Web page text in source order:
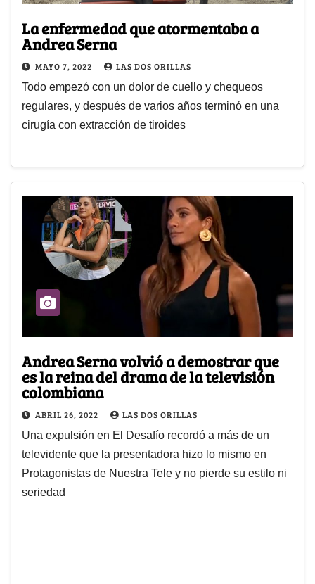
La enfermedad que atormentaba a
Andrea Serna
MAYO 7, 2022 LAS DOS ORILLAS
Todo empezó con un dolor de cuello y chequeos
regulares, y después de varios años terminó en una
cirugía con extracción de tiroides
Andrea Serna volvió a demostrar que
es la reina del drama de la televisión
colombiana
ABRIL 26, 2022 LAS DOS ORILLAS
Una expulsión en El Desafío recordó a más de un
televidente que la presentadora hizo lo mismo en
Protagonistas de Nuestra Tele y no pierde su estilo ni
seriedad